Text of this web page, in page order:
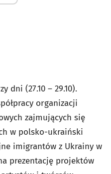
dni (27.10 – 29.10).
organizacji
zajmujących się
w polsko-ukraiński
imigrantów z Ukrainy w
prezentację projektów